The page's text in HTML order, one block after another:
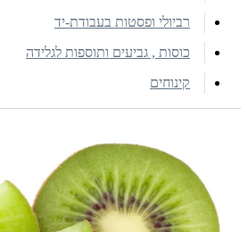
רביולי ופסטות בעבודת-יד
כוסות , גביעים ותוספות לגלידה
קינוחים